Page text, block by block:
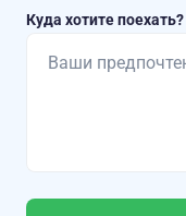
Куда хотите поехать?